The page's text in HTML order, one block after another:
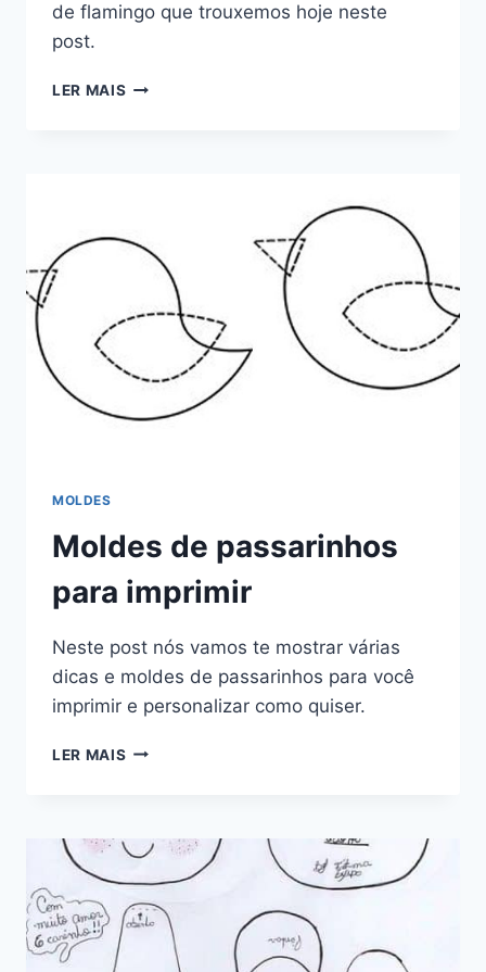
de flamingo que trouxemos hoje neste
post.
LER MAIS MOLDES
MOLDES
Moldes de passarinhos
para imprimir
Neste post nós vamos te mostrar várias
dicas e moldes de passarinhos para você
imprimir e personalizar como quiser.
LER MAIS MOLDES
IMPRIMIR